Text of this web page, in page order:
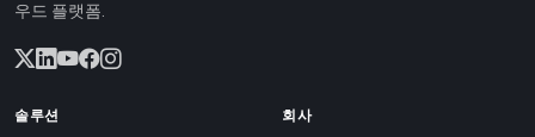
우드 플랫폼.
솔루션 회사